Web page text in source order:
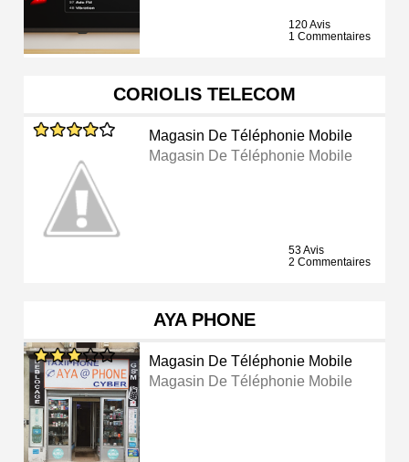
120 Avis
1 Commentaires
CORIOLIS TELECOM
Magasin De Téléphonie Mobile
Magasin De Téléphonie Mobile
53 Avis
2 Commentaires
AYA PHONE
Magasin De Téléphonie Mobile
Magasin De Téléphonie Mobile